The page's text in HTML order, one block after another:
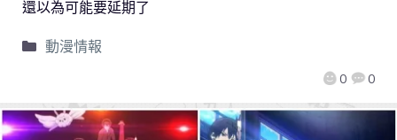
0 0
還以為可能要延期了
動漫情報